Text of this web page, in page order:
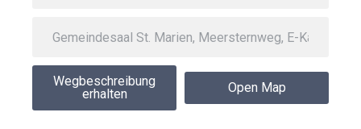
Wegbeschreibung
erhalten
Open Map